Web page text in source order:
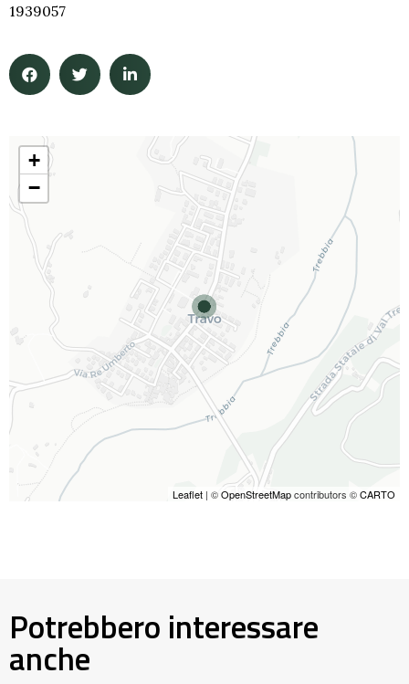
1939057
+
−
Leaflet | ©OpenStreetMapcontributors ©CARTO
Potrebbero interessare
anche